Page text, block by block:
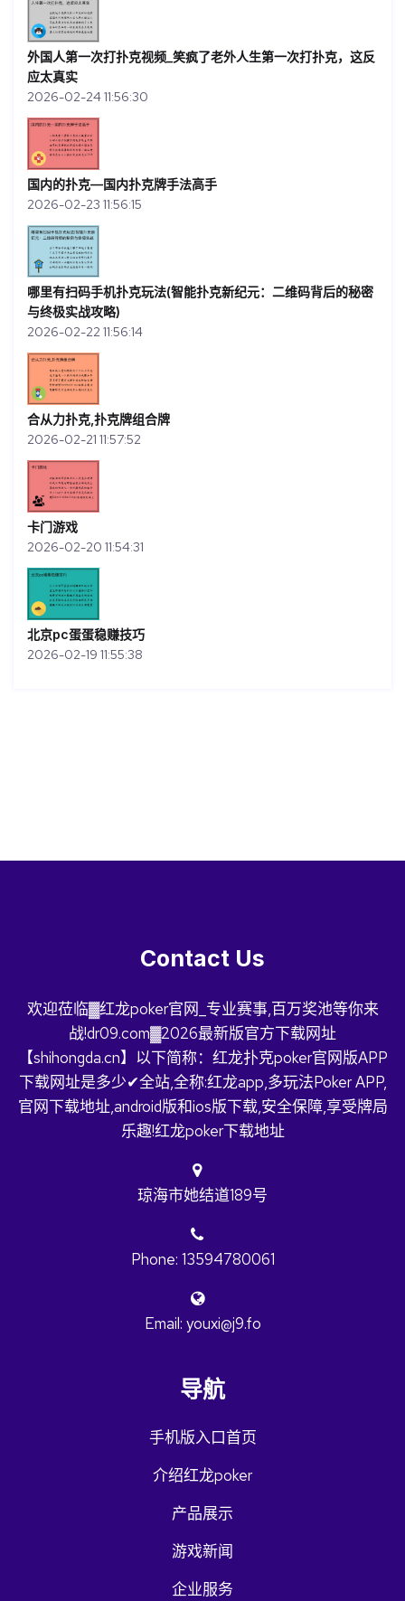
外国人第一次打扑克视频_笑疯了老外人生第一次打扑克，这反
应太真实
2026-02-24 11:56:30
国内的扑克—国内扑克牌手法高手
2026-02-23 11:56:15
哪里有扫码手机扑克玩法(智能扑克新纪元：二维码背后的秘密
与终极实战攻略)
2026-02-22 11:56:14
合从力扑克,扑克牌组合牌
2026-02-21 11:57:52
卡门游戏
2026-02-20 11:54:31
北京pc蛋蛋稳赚技巧
2026-02-19 11:55:38
Contact Us
欢迎莅临▓红龙poker官网_专业赛事,百万奖池等你来
战!dr09.com▓2026最新版官方下载网址
【shihongda.cn】以下简称：红龙扑克poker官网版APP
下载网址是多少✔全站,全称:红龙app,多玩法Poker APP,
官网下载地址,android版和ios版下载,安全保障,享受牌局
乐趣!红龙poker下载地址
琼海市她结道189号
Phone: 13594780061
Email: youxi@j9.fo
导航
手机版入口首页
介绍红龙poker
产品展示
游戏新闻
企业服务